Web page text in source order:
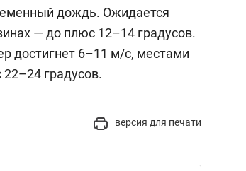
дождь. Ожидается
— до плюс 12–14 градусов.
достигнет 6–11 м/c, местами
градусов.
версия для печати